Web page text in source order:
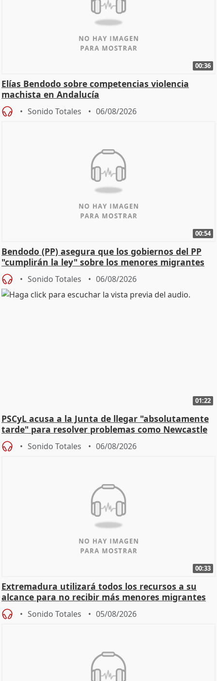
00:36
Elías Bendodo sobre competencias violencia
machista en Andalucía
Sonido Totales 06/08/2026
00:54
Bendodo (PP) asegura que los gobiernos del PP
"cumplirán la ley" sobre los menores migrantes
Sonido Totales 06/08/2026
01:22
PSCyL acusa a la Junta de llegar "absolutamente
tarde" para resolver problemas como Newcastle
Sonido Totales 06/08/2026
00:33
Extremadura utilizará todos los recursos a su
alcance para no recibir más menores migrantes
Sonido Totales 05/08/2026